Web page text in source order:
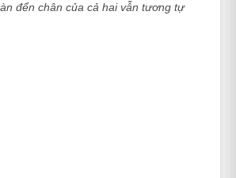
đển chân của cả hai vẫn tương tự